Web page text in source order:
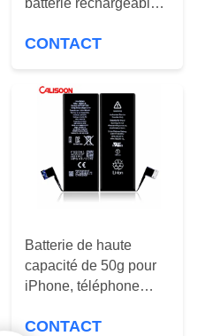
batterie rechargeable
CONTACT
Batterie de haute
capacité de 50g pour
iPhone, téléphone
lithium pour Apple
CONTACT